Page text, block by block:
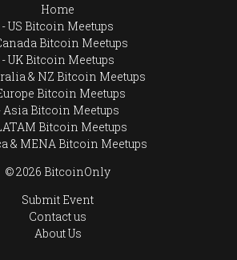
Home
US Bitcoin Meetups
Bitcoin Meetups
UK Bitcoin Meetups
& NZ Bitcoin Meetups
Bitcoin Meetups
Asia Bitcoin Meetups
Bitcoin Meetups
& MENA Bitcoin Meetups
© 2026 BitcoinOnly
Submit Event
Contact us
About Us